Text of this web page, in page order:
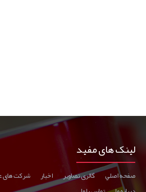
لینک های مفید
صفحه اصلي گالری تصاوير اخبار
شرکت های